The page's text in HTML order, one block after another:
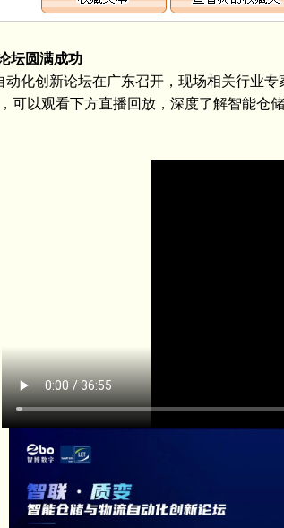
坛圆满成功
创新论坛在广东召开，现场相关行业专
可以观看下方直播回放，深度了解智能仓